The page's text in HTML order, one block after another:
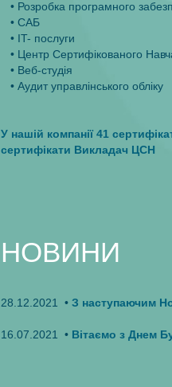
• Розробка програмного
• САБ
• IT- послуги
• Центр Cертифiкованого
• Веб-студiя
• Аудит управлiнського облiку
У нашiй компанiї 41
сертифiкати Викладач ЦСН
НОВИНИ
28.12.2021 • З наступаючим
16.07.2021 • Вітаємо з Днем